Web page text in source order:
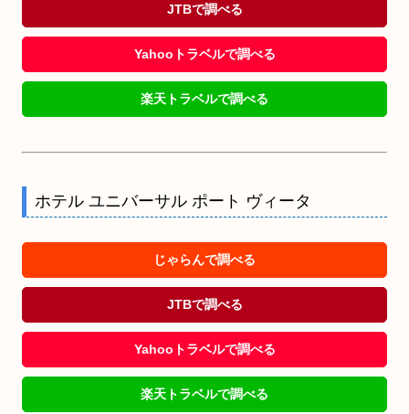
JTBで調べる
Yahooトラベルで調べる
楽天トラベルで調べる
ホテル ユニバーサル ポート ヴィータ
じゃらんで調べる
JTBで調べる
Yahooトラベルで調べる
楽天トラベルで調べる